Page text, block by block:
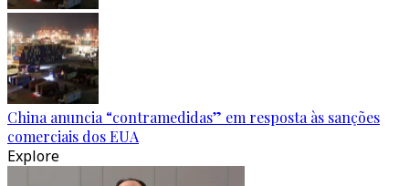
China anuncia “contramedidas” em resposta às sanções
comerciais dos EUA
Explore